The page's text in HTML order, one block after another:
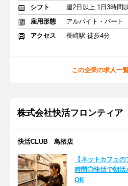
シフト
週2日以上 1日3時間
雇用形態
アルバイト・パート
アクセス
長崎駅 徒歩4分
この企業の求人一
株式会社快活フロンティア
快活CLUB 鳥栖店
【ネットカフェ
時間◎快活で朝活
OK